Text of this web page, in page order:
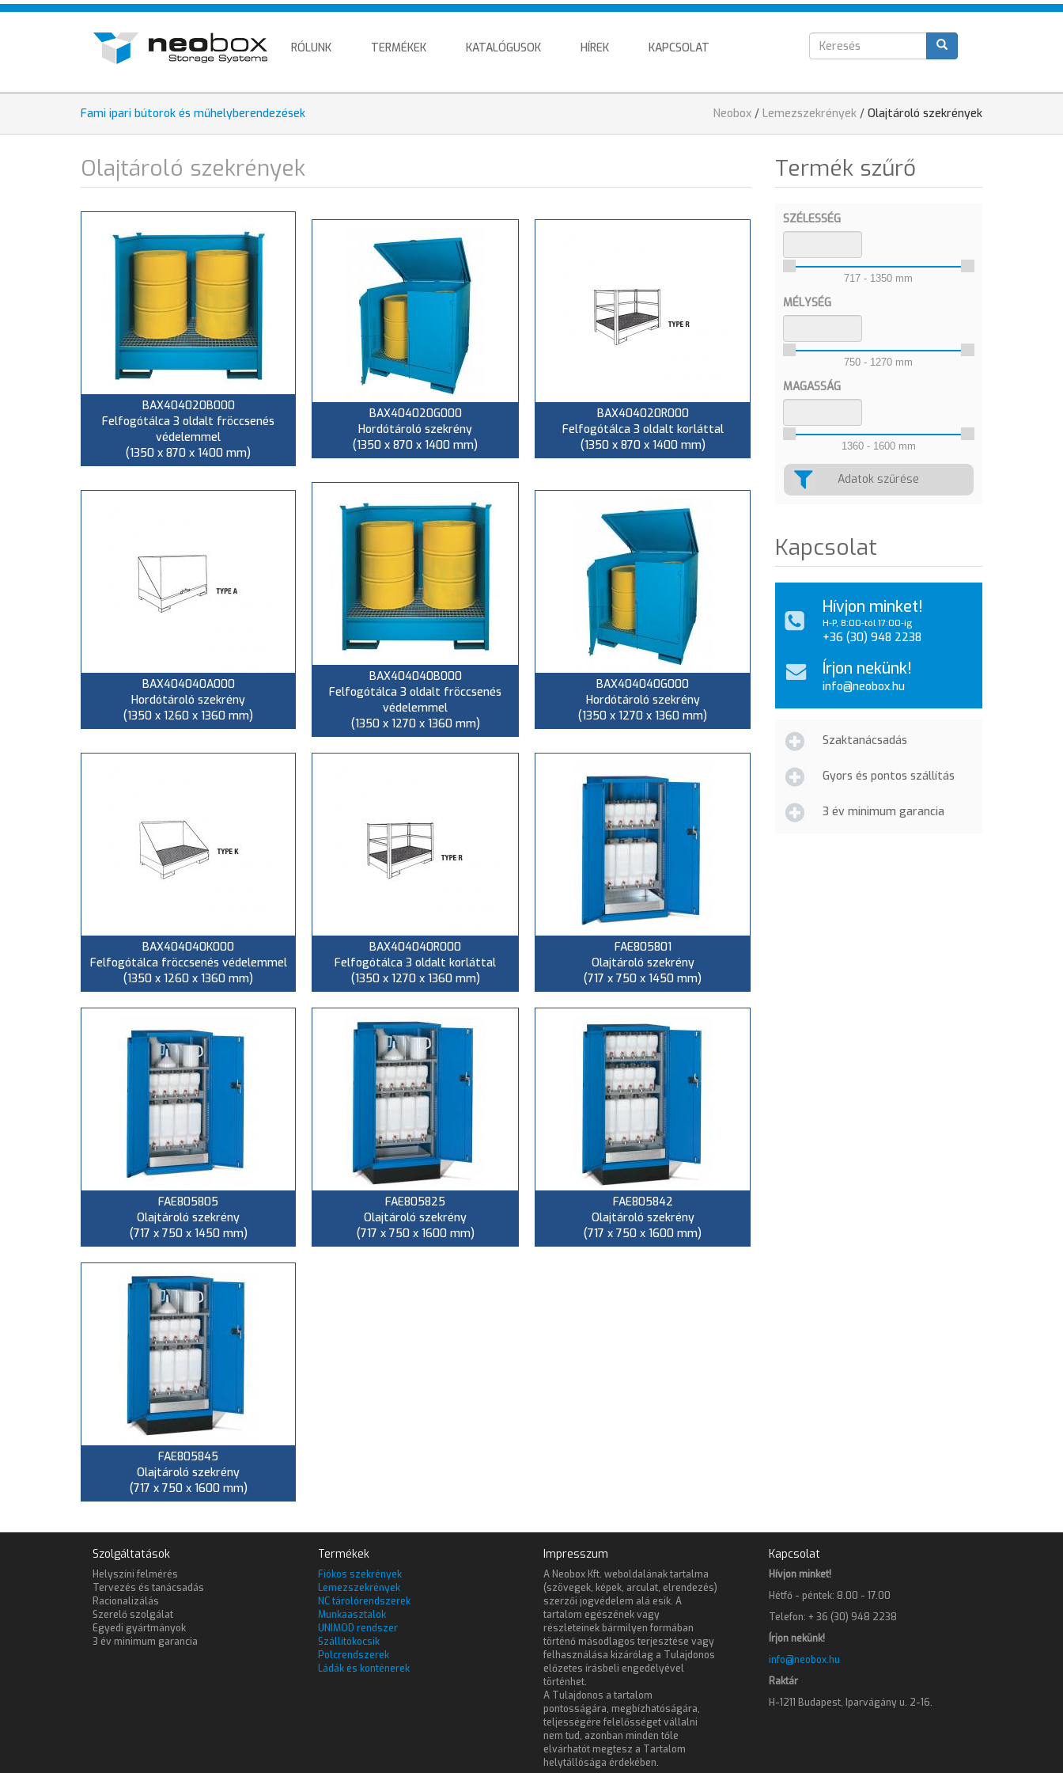
Ugrás
HU
EN
DE
RÓLUNK TERMÉKEK KATALÓGUSOK HÍREK KAPCSOLAT
Keresés
űrlap
Fami ipari bútorok és műhelyberendezések
Jelenlegi
hely
Neobox / Lemezszekrények / Olajtároló szekrények
Olajtároló szekrények
BAX404020B000
Felfogótálca 3 oldalt fröccsenés
védelemmel
(1350 x 870 x 1400 mm)
BAX404020G000
Hordótároló szekrény
(1350 x 870 x 1400 mm)
BAX404020R000
Felfogótálca 3 oldalt korláttal
(1350 x 870 x 1400 mm)
BAX404040A000
Hordótároló szekrény
(1350 x 1260 x 1360 mm)
BAX404040B000
Felfogótálca 3 oldalt fröccsenés
védelemmel
(1350 x 1270 x 1360 mm)
BAX404040G000
Hordótároló szekrény
(1350 x 1270 x 1360 mm)
BAX404040K000
Felfogótálca fröccsenés védelemmel
(1350 x 1260 x 1360 mm)
BAX404040R000
Felfogótálca 3 oldalt korláttal
(1350 x 1270 x 1360 mm)
FAE805801
Olajtároló szekrény
(717 x 750 x 1450 mm)
FAE805805
Olajtároló szekrény
(717 x 750 x 1450 mm)
FAE805825
Olajtároló szekrény
(717 x 750 x 1600 mm)
FAE805842
Olajtároló szekrény
(717 x 750 x 1600 mm)
FAE805845
Olajtároló szekrény
(717 x 750 x 1600 mm)
Termék szűrő
SZÉLESSÉG
717 - 1350 mm
MÉLYSÉG
750 - 1270 mm
MAGASSÁG
1360 - 1600 mm
Adatok szűrése
Kapcsolat
Hívjon minket!
H-P, 8:00-tól 17:00-ig
+36 (30) 948 2238
Írjon nekünk!
info@neobox.hu
Szaktanácsadás
Gyors és pontos szállítás
3 év minimum garancia
Szolgáltatások
Helyszíni felmérés
Tervezés és tanácsadás
Racionalizálás
Szerelő szolgálat
Egyedi gyártmányok
3 év minimum garancia
Termékek
Fiókos szekrények
Lemezszekrények
NC tárolórendszerek
Munkaasztalok
UNIMOD rendszer
Szállítókocsik
Polcrendszerek
Ládák és konténerek
Impresszum
A Neobox Kft. weboldalának tartalma
(szövegek, képek, arculat, elrendezés)
szerzői jogvédelem alá esik. A
tartalom egészének vagy
részleteinek bármilyen formában
történő másodlagos terjesztése vagy
felhasználása kizárólag a Tulajdonos
előzetes írásbeli engedélyével
történhet.
A Tulajdonos a tartalom
pontosságára, megbízhatóságára,
teljességére felelősséget vállalni
nem tud, azonban minden tőle
elvárhatót megtesz a Tartalom
helytállósága érdekében.
Kapcsolat
Hívjon minket!
Hétfő - péntek: 8.00 - 17.00
Telefon: + 36 (30) 948 2238
Írjon nekünk!
info@neobox.hu
Raktár
H-1211 Budapest, Iparvágány u. 2-16.